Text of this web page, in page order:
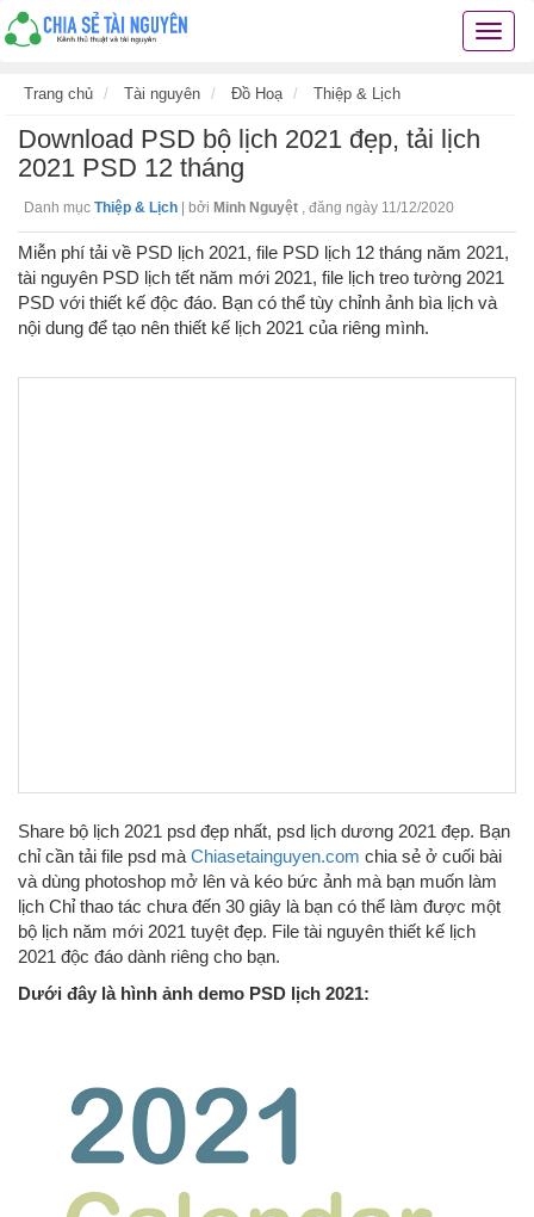
Chia
các
thủ
thuật
hay
Trang chủ Tài nguyên Đồ Hoạ Thiệp & Lịch
Download PSD bộ lịch 2021 đẹp, tải lịch
2021 PSD 12 tháng
Danh mục Thiệp & Lịch bởi Minh Nguyệt , đăng ngày 11/12/2020
Miễn phí tải về PSD lịch 2021, file PSD lịch 12 tháng năm 2021,
tài nguyên PSD lịch tết năm mới 2021, file lịch treo tường 2021
PSD với thiết kế độc đáo. Bạn có thể tùy chỉnh ảnh bìa lịch và
nội dung để tạo nên thiết kế lịch 2021 của riêng mình.
Share bộ lịch 2021 psd đẹp nhất, psd lịch dương 2021 đẹp. Bạn
chỉ cần tải file psd mà Chiasetainguyen.com chia sẻ ở cuối bài
và dùng photoshop mở lên và kéo bức ảnh mà bạn muốn làm
lịch Chỉ thao tác chưa đến 30 giây là bạn có thể làm được một
bộ lịch năm mới 2021 tuyệt đẹp. File tài nguyên thiết kế lịch
2021 độc đáo dành riêng cho bạn.
Dưới đây là hình ảnh demo PSD lịch 2021: